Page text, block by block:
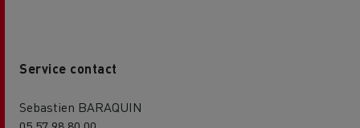
Service contact
Sebastien BARAQUIN